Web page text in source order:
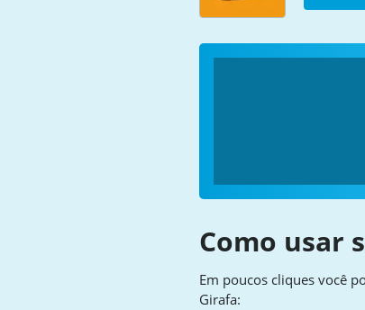
Como usar
Em poucos cliques você
Girafa: